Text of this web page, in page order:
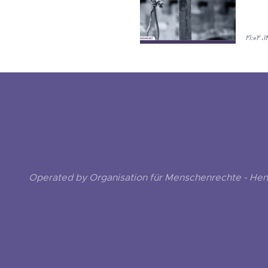
Operated by Organisation für Menschenrechte -